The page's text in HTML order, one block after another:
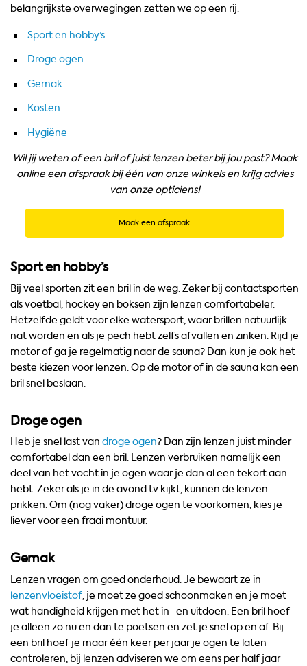
belangrijkste overwegingen zetten we op een rij.
Sport en hobby’s
Droge ogen
Gemak
Kosten
Hygiëne
Wil jij weten of een bril of juist lenzen beter bij jou past? Maak
online een afspraak bij één van onze winkels en krijg advies
van onze opticiens!
Maak een afspraak
Sport en hobby’s
Bij veel sporten zit een bril in de weg. Zeker bij contactsporten
als voetbal, hockey en boksen zijn lenzen comfortabeler.
Hetzelfde geldt voor elke watersport, waar brillen natuurlijk
nat worden en als je pech hebt zelfs afvallen en zinken. Rijd je
motor of ga je regelmatig naar de sauna? Dan kun je ook het
beste kiezen voor lenzen. Op de motor of in de sauna kan een
bril snel beslaan.
Droge ogen
Heb je snel last van droge ogen? Dan zijn lenzen juist minder
comfortabel dan een bril. Lenzen verbruiken namelijk een
deel van het vocht in je ogen waar je dan al een tekort aan
hebt. Zeker als je in de avond tv kijkt, kunnen de lenzen
prikken. Om (nog vaker) droge ogen te voorkomen, kies je
liever voor een fraai montuur.
Gemak
Lenzen vragen om goed onderhoud. Je bewaart ze in
lenzenvloeistof, je moet ze goed schoonmaken en je moet
wat handigheid krijgen met het in- en uitdoen. Een bril hoef
je alleen zo nu en dan te poetsen en zet je snel op en af. Bij
een bril hoef je maar één keer per jaar je ogen te laten
controleren, bij lenzen adviseren we om eens per half jaar